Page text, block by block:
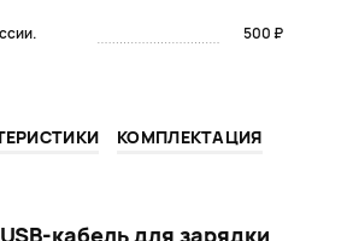
500 ₽
КОМПЛЕКТАЦИЯ
кабель для зарядки